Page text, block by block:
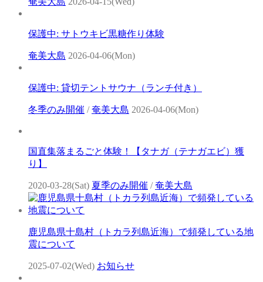
保護中: サトウキビ黒糖作り体験
奄美大島 2026-04-06(Mon)
保護中: 貸切テントサウナ（ランチ付き）
冬季のみ開催 /奄美大島 2026-04-06(Mon)
国直集落まるごと体験！【タナガ（テナガエビ）獲
り】
2020-03-28(Sat) 夏季のみ開催 /奄美大島
鹿児島県十島村（トカラ列島近海）で頻発している地
震について
2025-07-02(Wed) お知らせ